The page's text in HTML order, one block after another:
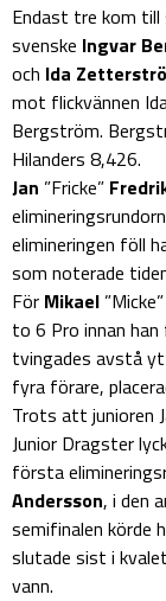
Endast tre kom
svenske Ingvar
och Ida
mot flickvännen
Bergström.
Hilanders 8,426.
Jan ”Fricke”
elimineringen föll
som noterade
För Mikael ”Micke”
to 6 Pro innan
tvingades avstå
fyra förare,
Trots att junioren
Junior Dragster
första
Andersson, i den
semifinalen körde
slutade sist i
vann.